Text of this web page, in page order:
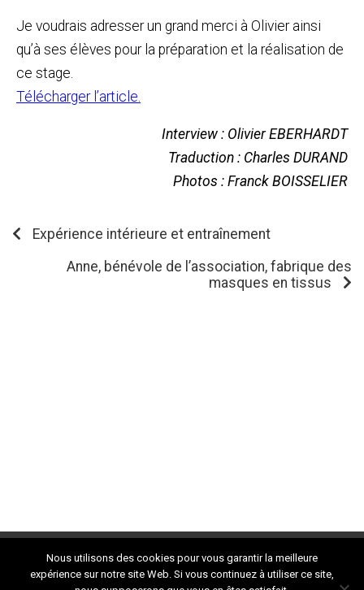
Je voudrais adresser un grand merci à Olivier ainsi
qu’à ses élèves pour la préparation et la réalisation de
ce stage.
Télécharger l’article.
Interview : Olivier EBERHARDT
Traduction : Charles DURAND
Photos : Franck BOISSELIER
Expérience intérieure et entraînement
Anne, bénévole de l’association, fabrique des
masques en tissus
Nous utilisons des cookies pour vous garantir la meilleure
expérience sur notre site Web. Si vous continuez à utiliser ce site,